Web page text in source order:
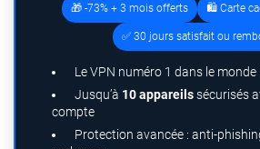
🎁 -73% + 3 mois offerts 🛍️ Carte
✅ 30 jours satisfait ou
Le VPN numéro 1 dans le monde !
Jusqu’à 10 appareilssécurisés
compte
Protection avancée : anti-